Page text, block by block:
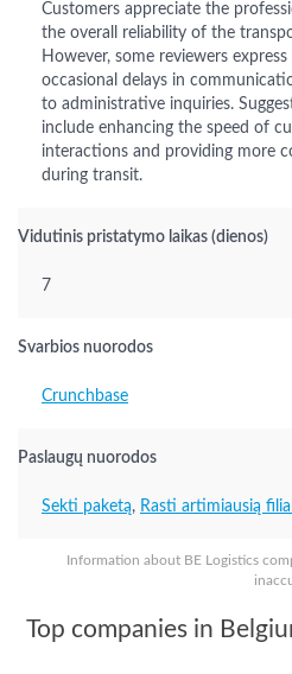
Information about BE Logistics
Customers appreciate the
the overall reliability of the
However, some reviewers
occasional delays in
to administrative inquiries.
include enhancing the speed of
interactions and providing more
during transit.
Vidutinis pristatymo laikas (dienos)
7
Svarbios nuorodos
Crunchbase
Paslaugų nuorodos
Sekti paketą, Rasti artimiausią
Top companies in